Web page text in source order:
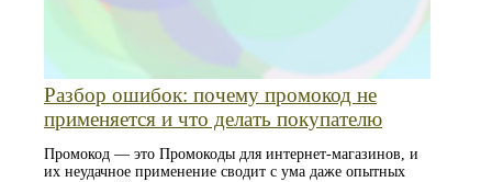
Разбор ошибок: почему промокод не
применяется и что делать покупателю
Промокод — это Промокоды для интернет-магазинов, и
их неудачное применение сводит с ума даже опытных